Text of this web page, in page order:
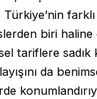
Türkiye’nin
biri haline
tariflere sadık
da